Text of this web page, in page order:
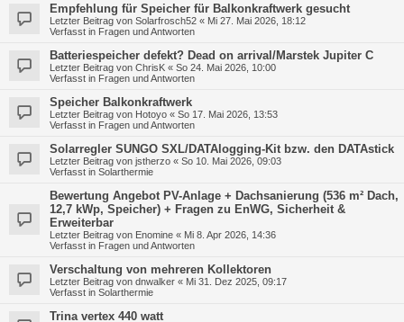
Empfehlung für Speicher für Balkonkraftwerk gesucht
Letzter Beitrag von Solarfrosch52 « Mi 27. Mai 2026, 18:12
Verfasst in Fragen und Antworten
Batteriespeicher defekt? Dead on arrival/Marstek Jupiter C
Letzter Beitrag von ChrisK « So 24. Mai 2026, 10:00
Verfasst in Fragen und Antworten
Speicher Balkonkraftwerk
Letzter Beitrag von Hotoyo « So 17. Mai 2026, 13:53
Verfasst in Fragen und Antworten
Solarregler SUNGO SXL/DATAlogging-Kit bzw. den DATAstick
Letzter Beitrag von jstherzo « So 10. Mai 2026, 09:03
Verfasst in Solarthermie
Bewertung Angebot PV-Anlage + Dachsanierung (536 m² Dach,
12,7 kWp, Speicher) + Fragen zu EnWG, Sicherheit &
Erweiterbar
Letzter Beitrag von Enomine « Mi 8. Apr 2026, 14:36
Verfasst in Fragen und Antworten
Verschaltung von mehreren Kollektoren
Letzter Beitrag von dnwalker « Mi 31. Dez 2025, 09:17
Verfasst in Solarthermie
Trina vertex 440 watt